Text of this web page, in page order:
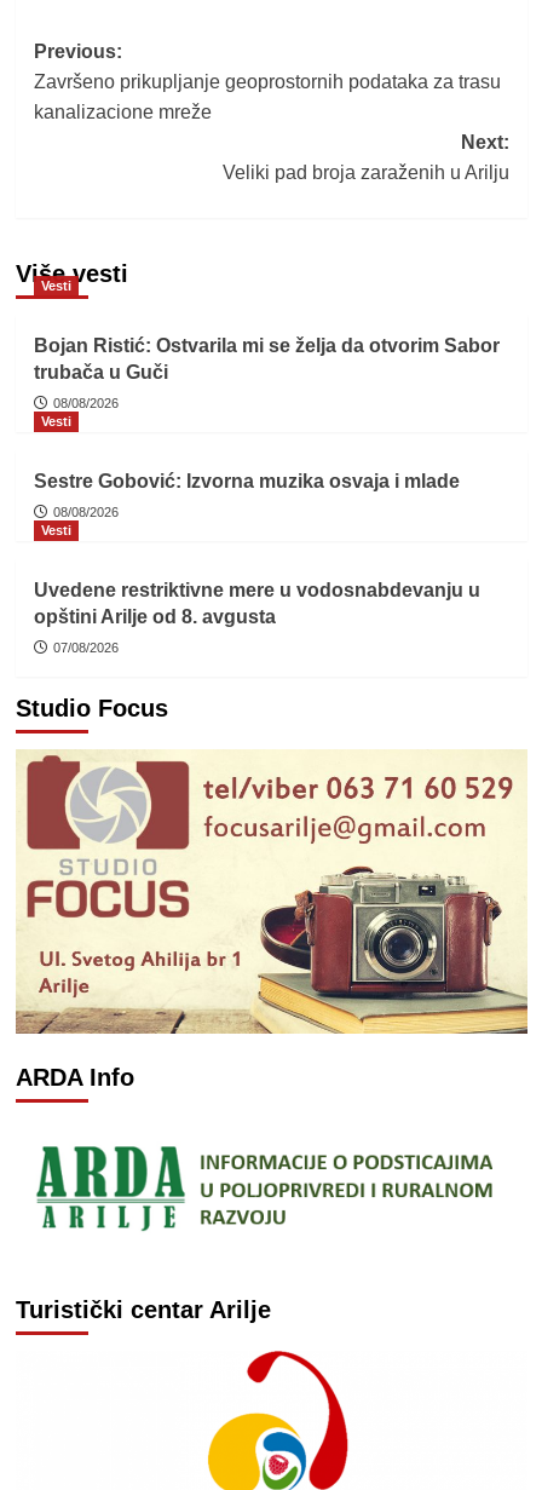
Post
navigation
Previous:
Završeno prikupljanje geoprostornih podataka za trasu
kanalizacione mreže
Next:
Veliki pad broja zaraženih u Arilju
Više vesti
Vesti
Bojan Ristić: Ostvarila mi se želja da otvorim Sabor
trubača u Guči
08/08/2026
Vesti
Sestre Gobović: Izvorna muzika osvaja i mlade
08/08/2026
Vesti
Uvedene restriktivne mere u vodosnabdevanju u
opštini Arilje od 8. avgusta
07/08/2026
Studio Focus
ARDA Info
Turistički centar Arilje